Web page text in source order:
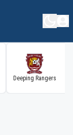
Deeping Rangers